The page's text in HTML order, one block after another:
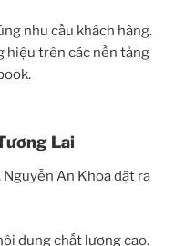
nhu cầu khách hàng.
hiệu trên các nền tảng
Lai
An Khoa đặt ra
dung chất lượng cao.